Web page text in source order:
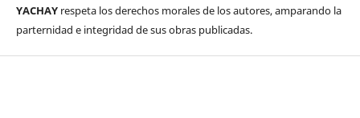
YACHAYrespeta los derechos morales de los autores, amparando la
parternidad e integridad de sus obras publicadas.